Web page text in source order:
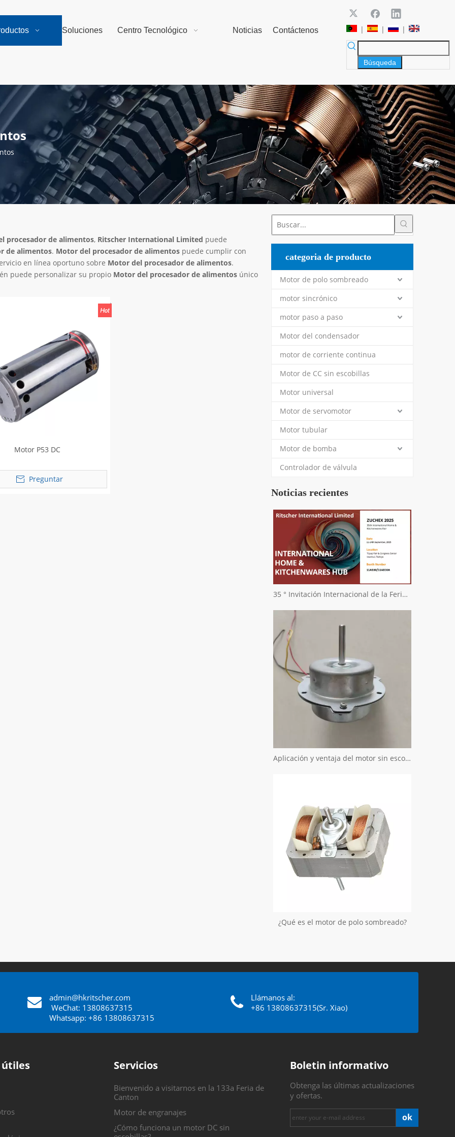
Soluciones Centro Tecnológico Noticias Contáctenos | | |
Búsqueda
procesador de alimentos, Ritscher International Limited puede
de alimentos. Motor del procesador de alimentos puede cumplir con
en línea oportuno sobre Motor del procesador de alimentos.
puede personalizar su propio Motor del procesador de alimentos único
Motor P53 DC
Preguntar
categoria de producto
Motor de polo sombreado
motor sincrónico
motor paso a paso
Motor del condensador
motor de corriente continua
Motor de CC sin escobillas
Motor universal
Motor de servomotor
Motor tubular
Motor de bomba
Controlador de válvula
Noticias recientes
35 ° Invitación Internacional de la Feria Internacional de Zuchex Home & Kitchenwares - Ritscher International Limited
Aplicación y ventaja del motor sin escobillas
¿Qué es el motor de polo sombreado?
admin@hkritscher.com
WeChat: 13808637315
Whatsapp: +86 13808637315
Llámanos al:
+86 13808637315(Sr. Xiao)
útiles Servicios
Bienvenido a visitarnos en la 133a Feria de
Canton
Motor de engranajes
¿Cómo funciona un motor DC sin
Boletin informativo
Obtenga las últimas actualizaciones
y ofertas.
ok